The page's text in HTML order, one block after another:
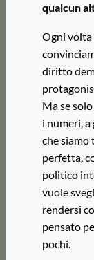
qualcun
Ogni volta
diritto
Ma se
i numeri,
che
perfetta,
politico
vuole
rendersi
pensato
pochi.